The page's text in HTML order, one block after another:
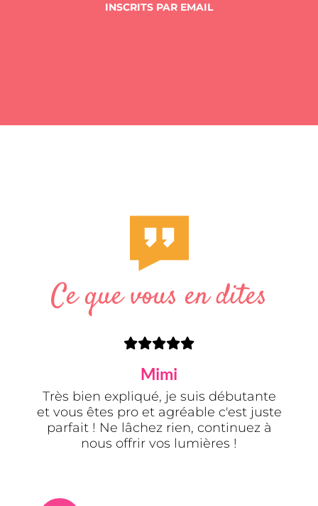
INSCRITS PAR EMAIL
Ce que vous en dites
Mimi
Très bien expliqué, je suis débutante
et vous êtes pro et agréable c'est juste
parfait ! Ne lâchez rien, continuez à
nous offrir vos lumières !